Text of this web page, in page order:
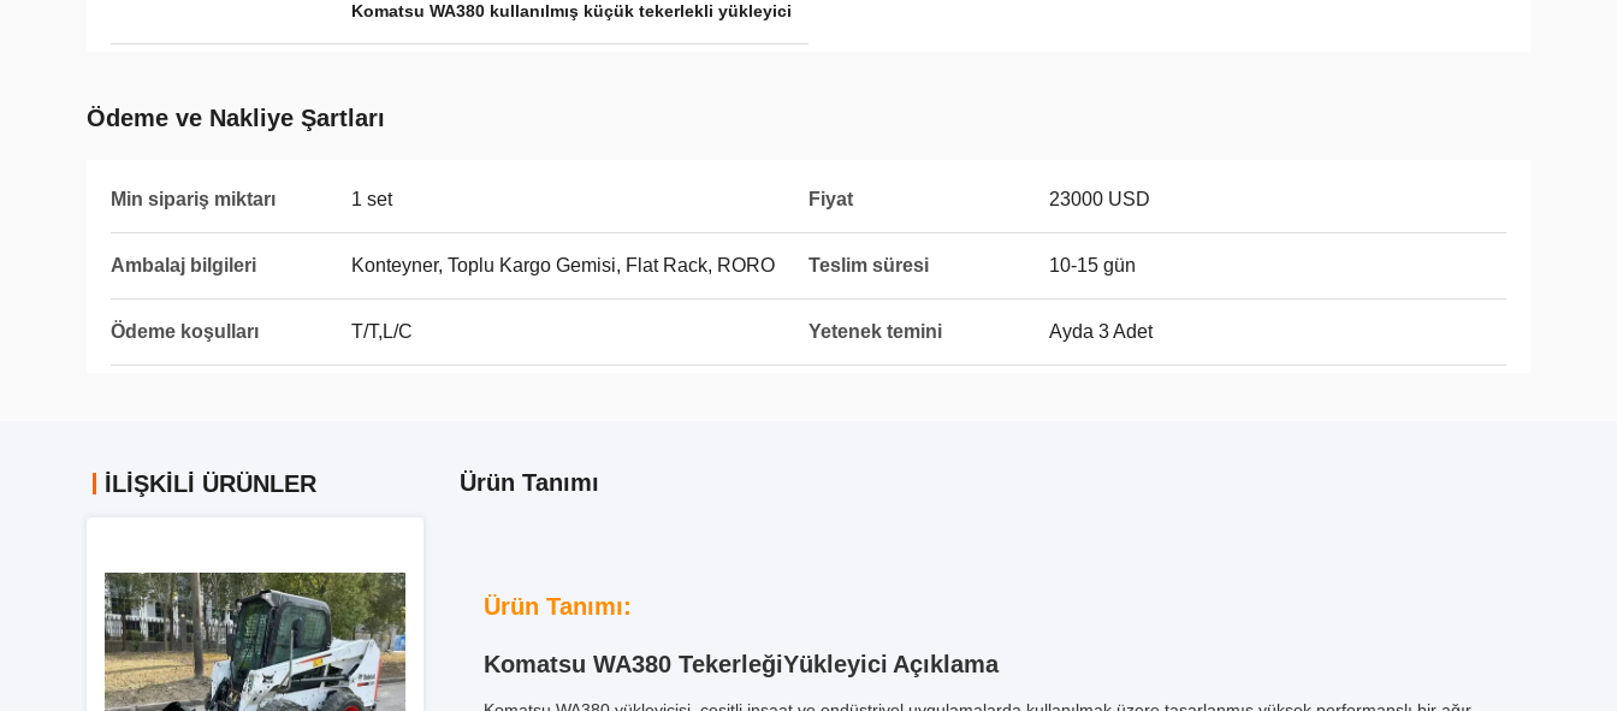
Komatsu WA380 kullanılmış küçük tekerlekli yükleyici
Ödeme ve Nakliye Şartları
Min sipariş miktarı 1 set Fiyat 23000 USD
Ambalaj bilgileri Konteyner, Toplu Kargo Gemisi, Flat Rack, RORO Teslim süresi 10-15 gün
Ödeme koşulları T/T,L/C Yetenek temini Ayda 3 Adet
İLIŞKILI ÜRÜNLER Ürün Tanımı
Ürün Tanımı:
Komatsu WA380 TekerleğiYükleyici Açıklama